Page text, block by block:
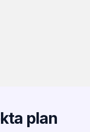
plan